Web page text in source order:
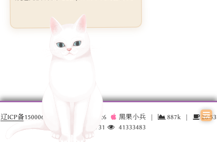
辽ICP备15000696号-3 2026 黑果小兵 | 887k |
26:53
17032731
41333483